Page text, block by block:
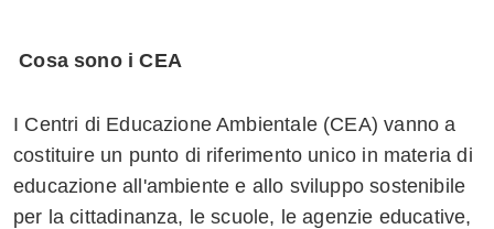
Cosa sono i CEA
I Centri di Educazione Ambientale (CEA) vanno a
costituire un punto di riferimento unico in materia di
educazione all'ambiente e allo sviluppo sostenibile
per la cittadinanza, le scuole, le agenzie educative,